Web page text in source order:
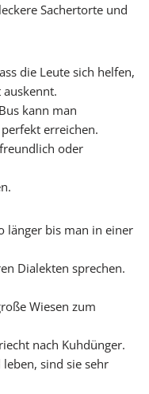
Sachertorte und
die Leute sich helfen,
kann man
erreichen.
oder
länger bis man in einer
Dialekten sprechen.
Wiesen zum
nach Kuhdünger.
sind sie sehr